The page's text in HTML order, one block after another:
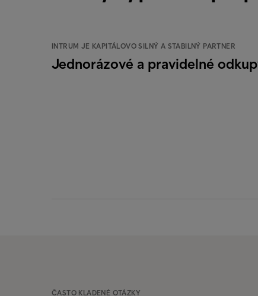
INTRUM JE KAPITÁLOVO SILNÝ A STABILNÝ PARTNER
Jednorázové a pravidelné
ČASTO KLADENÉ OTÁZKY